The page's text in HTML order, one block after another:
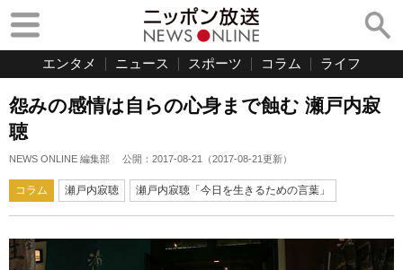
エンタメ ニュース スポーツ コラム ライフ
怨みの感情は自らの心身まで蝕む 瀬戸内寂
聴
NEWS ONLINE 編集部 公開： 2017-08-21 （2017-08-21更新）
コラム 瀬戸内寂聴 瀬戸内寂聴「今日を生きるための言葉」